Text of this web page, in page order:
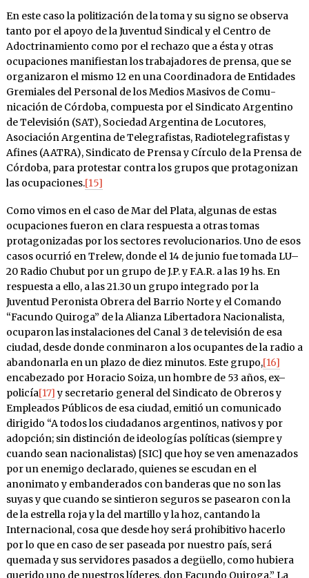
En este caso la politización de la toma y su signo se observa
tanto por el apoyo de la Juventud Sindical y el Centro de
Adoctri­namiento como por el rechazo que a ésta y otras
ocupaciones mani­fiestan los trabajadores de prensa, que se
organizaron el mismo 12 en una Coordinadora de Entidades
Gremiales del Personal de los Me­dios Masivos de Comu­
nicación de Córdoba, com­puesta por el Sindica­to Argen­tino
de Televisión (SAT), Sociedad Argentina de Lo­cutores,
Asociación Ar­gentina de Telegrafistas, Radiotelegra­fistas y
Afines (AATRA), Sindicato de Prensa y Círculo de la Pren­sa de
Córdoba, para pro­testar contra los grupos que pro­tago­nizan
las ocupacio­nes.[15]
Como vimos en el caso de Mar del Plata, algunas de estas
ocupaciones fueron en clara respuesta a otras tomas
protagonizadas por los sectores revolucionarios. Uno de esos
casos ocurrió en Trelew, donde el 14 de junio fue tomada LU–
20 Radio Chubut por un grupo de J.P. y F.A.R. a las 19 hs. En
respuesta a ello, a las 21.30 un grupo integrado por la
Juventud Peronista Obrera del Barrio Norte y el Comando
“Facundo Quiroga” de la Alianza Libertadora Nacionalista,
ocuparon las instalaciones del Canal 3 de televisión de esa
ciudad, desde donde conminaron a los ocupantes de la radio a
abandonarla en un plazo de diez minutos. Este grupo,[16]
encabezado por Horacio Soiza, un hombre de 53 años, ex–
policía[17]y secretario general del Sindicato de Obreros y
Empleados Públicos de esa ciudad, emitió un comunicado
dirigido “A todos los ciudadanos argentinos, nativos y por
adopción; sin distinción de ideologías políticas (siempre y
cuando sean nacionalistas) [SIC] que hoy se ven amenazados
por un enemigo declarado, quienes se escudan en el
anonimato y embanderados con banderas que no son las
suyas y que cuando se sintieron seguros se pasearon con la
de la estrella roja y la del martillo y la hoz, cantando la
Internacional, cosa que desde hoy será prohibitivo hacerlo
por lo que en caso de ser paseada por nuestro país, será
quemada y sus servidores pasados a degüello, como hubiera
querido uno de nuestros líderes, don Facundo Quiroga.” La